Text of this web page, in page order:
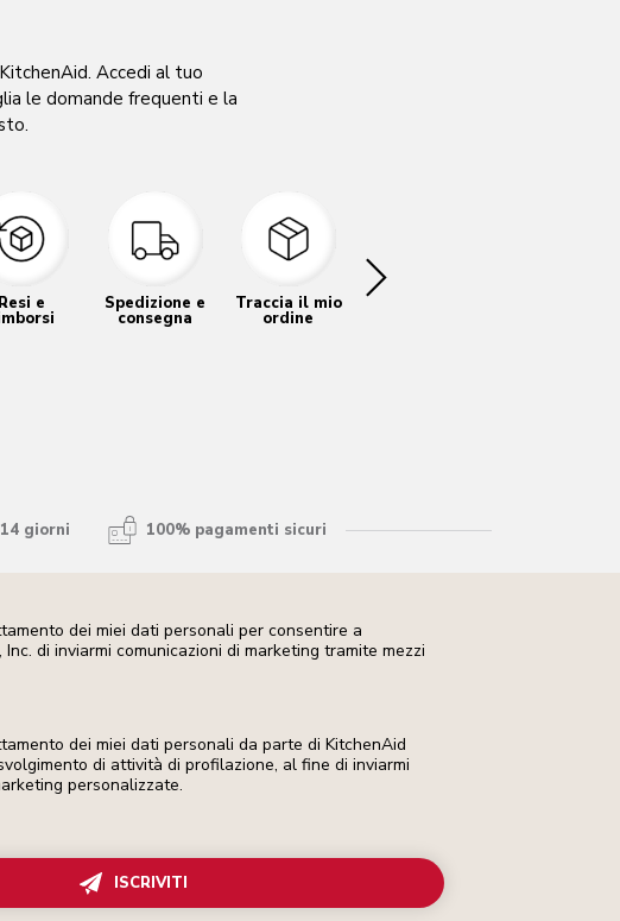
Accedi al tuo
le domande frequenti e la
Resi e Spedizione e
consegna
Traccia il mio
ordine
giorni 100% pagamenti sicuri
dei miei dati personali per consentire a
Inc. di inviarmi comunicazioni di marketing tramite mezzi
dei miei dati personali da parte di KitchenAid
di attività di profilazione, al fine di inviarmi
personalizzate.
ISCRIVITI